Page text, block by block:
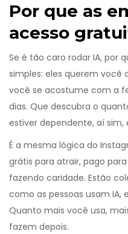
Por que as
acesso
Se é tão caro rodar IA, por
simples: eles querem você
você se acostume com a
dias. Que descubra o
estiver dependente, aí sim,
É a mesma lógica do
grátis para atrair, pago
fazendo caridade. Estão
como as pessoas usam IA,
Quanto mais você usa,
fazem depois.